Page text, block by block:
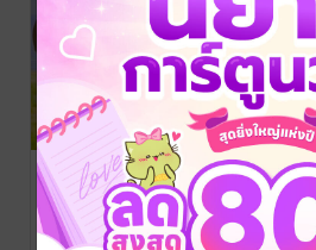
เล่ห์รักอภิรดี
Pɪɴᴋʏ
/ ᴘɪɴᴋʏ
นิยาย Girl
Love/Yuri
No Rating